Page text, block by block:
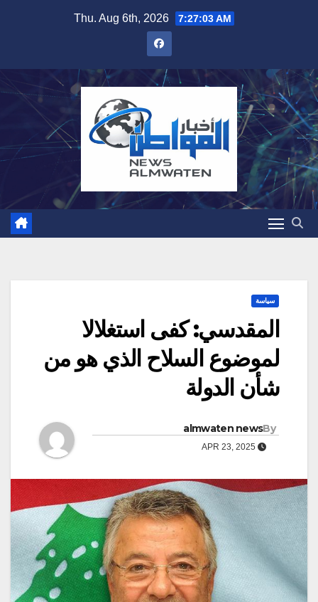
Thu. Aug 6th, 2026 7:27:04 AM
سياسة
المقدسي: كفى استغلالا
لموضوع السلاح الذي هو من
شأن الدولة
By
almwaten news